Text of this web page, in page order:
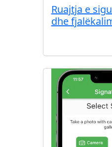
Ruajtja e
dhe